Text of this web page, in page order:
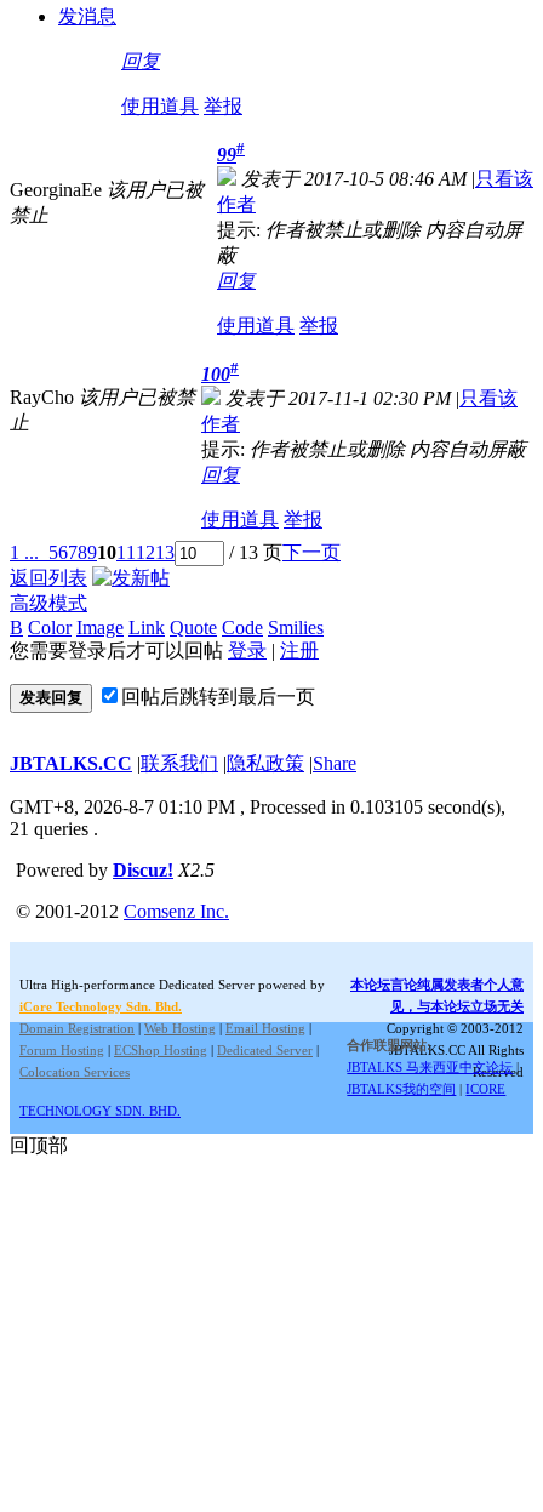
发消息
回复
使用道具 举报
GeorginaEe 该用户已被
禁止
99#
发表于 2017-10-5 08:46 AM |只看该
作者
提示: 作者被禁止或删除 内容自动屏
蔽
回复
使用道具 举报
RayCho 该用户已被禁
止
100#
发表于 2017-11-1 02:30 PM |只看该
作者
提示: 作者被禁止或删除 内容自动屏蔽
回复
使用道具 举报
1 ... 567891011 1213 / 13 页下一页
返回列表
高级模式
B Color Image Link Quote Code Smilies
您需要登录后才可以回帖 登录 | 注册
发表回复 回帖后跳转到最后一页
JBTALKS.CC |联系我们 |隐私政策 |Share
GMT+8, 2026-8-7 01:10 PM , Processed in 0.103105 second(s),
21 queries .
Powered by Discuz! X2.5
© 2001-2012 Comsenz Inc.
Ultra High-performance Dedicated Server powered by
iCore Technology Sdn. Bhd.
Domain Registration | Web Hosting | Email Hosting |
Forum Hosting | ECShop Hosting | Dedicated Server |
Colocation Services
本论坛言论纯属发表者个人意
见，与本论坛立场无关
Copyright © 2003-2012
JBTALKS.CC All Rights
Reserved
合作联盟网站:
JBTALKS 马来西亚中文论坛 |
JBTALKS我的空间 |ICORE
TECHNOLOGY SDN. BHD.
回顶部